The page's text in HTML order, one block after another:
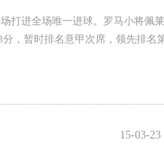
打进全场唯一进球。罗马小将佩莱
，暂时排名意甲次席，领先排名
15-03-23